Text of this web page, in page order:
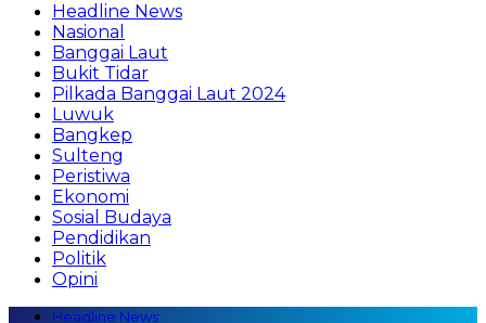
Headline News
Nasional
Banggai Laut
Bukit Tidar
Pilkada Banggai Laut 2024
Luwuk
Bangkep
Sulteng
Peristiwa
Ekonomi
Sosial Budaya
Pendidikan
Politik
Opini
Headline News